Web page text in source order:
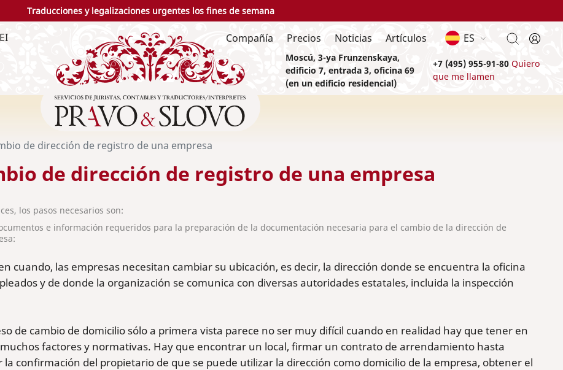
Traducciones y legalizaciones urgentes los fines de semana
Compañía Precios Noticias Artículos ES
Moscú, 3-ya Frunzenskaya,
edificio 7, entrada 3, oficina 69
(en un edificio residencial)
+7 (495) 955-91-80 Quiero
que me llamen
de dirección de registro de una empresa
de dirección de registro de una empresa
los pasos necesarios son:
e información requeridos para la preparación de la documentación necesaria para el cambio de la dirección de
cuando, las empresas necesitan cambiar su ubicación, es decir, la dirección donde se encuentra la oficina
y de donde la organización se comunica con diversas autoridades estatales, incluida la inspección
de cambio de domicilio sólo a primera vista parece no ser muy difícil cuando en realidad hay que tener en
factores y normativas. Hay que encontrar un local, firmar un contrato de arrendamiento hasta
la confirmación del propietario de que se puede utilizar la dirección como domicilio de la empresa, obtener el